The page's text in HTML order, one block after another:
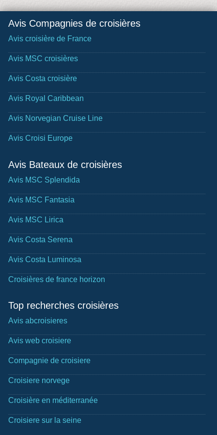
Avis Compagnies de croisières
Avis croisière de France
Avis MSC croisières
Avis Costa croisière
Avis Royal Caribbean
Avis Norvegian Cruise Line
Avis Croisi Europe
Avis Bateaux de croisières
Avis MSC Splendida
Avis MSC Fantasia
Avis MSC Lirica
Avis Costa Serena
Avis Costa Luminosa
Croisières de france horizon
Top recherches croisières
Avis abcroisieres
Avis web croisiere
Compagnie de croisiere
Croisiere norvege
Croisière en méditerranée
Croisiere sur la seine